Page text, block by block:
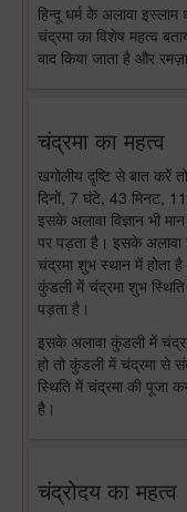
हिन्दू धर्म के अलावा
चंद्रमा का विशेष महत्व
बाद किया जाता है और
चंद्रमा का महत्व
खगोलीय दृष्टि से बात करें
दिनों, 7 घंटे, 43 मिनट,
इसके अलावा विज्ञान भी
पर पड़ता है। इसके अलावा
चंद्रमा शुभ स्थान में होता
कुंडली में चंद्रमा शुभ
पड़ता है।
इसके अलावा कुंडली में
हो तो कुंडली में चंद्रमा से
स्थिति में चंद्रमा की पूजा
है।
चंद्रोदय का महत्व